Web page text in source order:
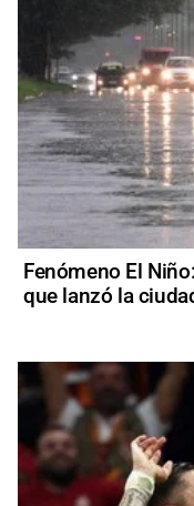
Fenómeno El
que lanzó la